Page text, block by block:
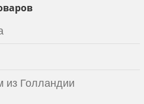
из Голландии